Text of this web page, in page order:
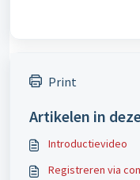
Print
Artikelen in
Introductievideo
Registreren via